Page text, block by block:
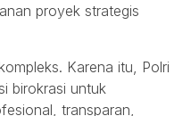
proyek strategis
Karena itu, Polri
birokrasi untuk
transparan,